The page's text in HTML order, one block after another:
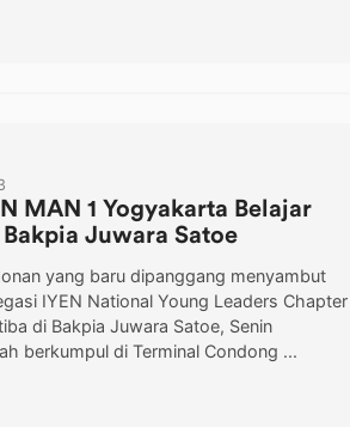
MAN 1 Yogyakarta Belajar
Juwara Satoe
yang baru dipanggang menyambut
IYEN National Young Leaders Chapter
di Bakpia Juwara Satoe, Senin
berkumpul di Terminal Condong ...